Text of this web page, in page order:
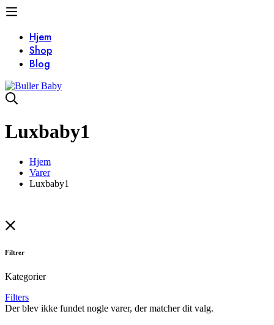
Hjem
Shop
Blog
Luxbaby1
Hjem
Varer
Luxbaby1
Filtrer
Kategorier
Filters
Der blev ikke fundet nogle varer, der matcher dit valg.